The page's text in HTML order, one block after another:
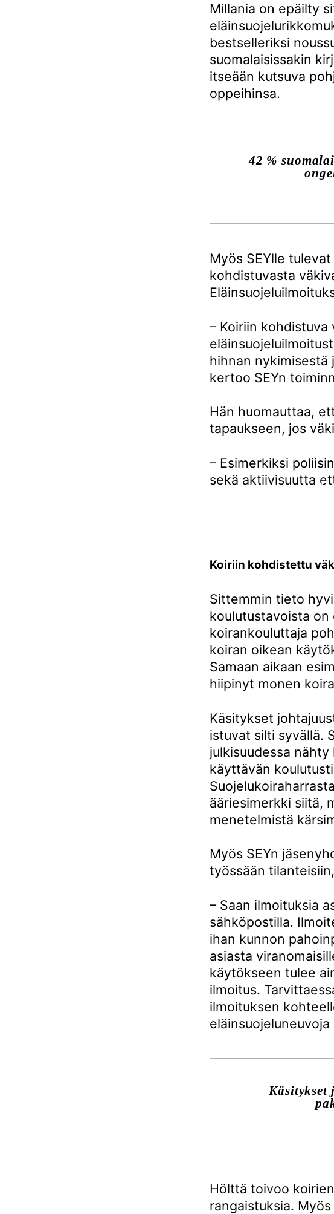
Millania on epäilty
bestselleriksi
suomalaisissakin
itseään kutsuva
oppeihinsa.
42 %
Myös SEYlle tulevat
kohdistuvasta
– Koiriin
hihnan nykimisestä
kertoo SEYn
Hän huomauttaa,
tapaukseen, jos
– Esimerkiksi
sekä aktiivisuutta
Koiriin kohdistettu
Sittemmin tieto
koulutustavoista on
koirankouluttaja
koiran oikean
Samaan aikaan
hiipinyt monen
Käsitykset
istuvat silti syvällä.
julkisuudessa
käyttävän
ääriesimerkki siitä,
menetelmistä
Myös SEYn
työssään
– Saan ilmoituksia
sähköpostilla.
ihan kunnon
asiasta
käytökseen tulee
ilmoitus.
ilmoituksen
eläinsuojeluneuvoja
Käsitykset
Hölttä toivoo
rangaistuksia.